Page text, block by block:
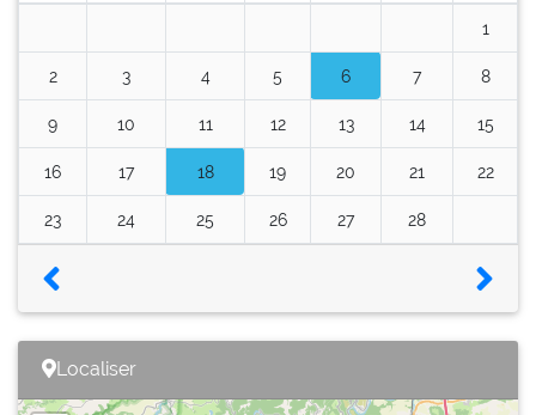
1
2 3 4 5 6 7 8
9 10 11 12 13 14 15
16 17 18 19 20 21 22
23 24 25 26 27 28
Localiser